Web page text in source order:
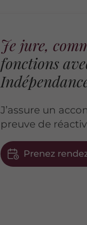
Je jure,
fonctions
J’assure un
preuve de
Prenez